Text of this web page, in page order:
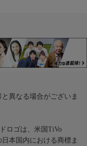
異なる場合がございま
ロゴは、米国TiVo
本国内における商標ま